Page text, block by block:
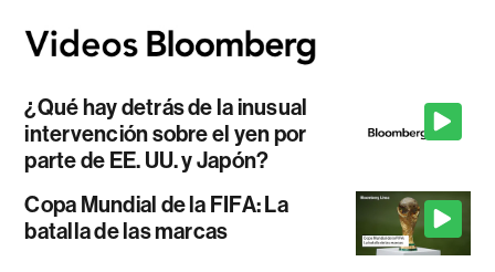
¿Qué hay detrás de la inusual
intervención sobre el yen por
parte de EE. UU. y Japón?
Copa Mundial de la FIFA: La
batalla de las marcas